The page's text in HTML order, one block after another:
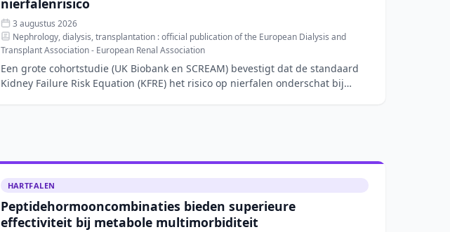
nierfalenrisico
3 augustus 2026
Nephrology, dialysis, transplantation : official publication of the European Dialysis and
Transplant Association - European Renal Association
Een grote cohortstudie (UK Biobank en SCREAM) bevestigt dat de standaard
Kidney Failure Risk Equation (KFRE) het risico op nierfalen onderschat bij
HARTFALEN
Peptidehormooncombinaties bieden superieure
effectiviteit bij metabole multimorbiditeit